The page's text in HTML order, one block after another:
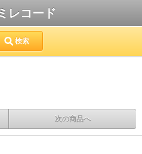
レコード
検索
次の商品へ